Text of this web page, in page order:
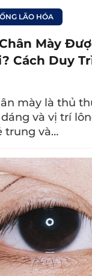
sở hữu nếp
gương
rất nhiều.
LÃO HÓA
Mày
Cách Duy
mày là thủ
và vị trí
trung và…